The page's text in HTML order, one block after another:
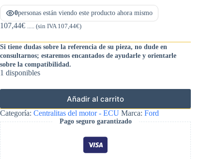
0personas están viendo este producto ahora mismo
107,44€ ..... (sin IVA 107,44€)
Si tiene dudas sobre la referencia de su pieza, no dude en
consultarnos; estaremos encantados de ayudarle y orientarle
sobre la compatibilidad.
1 disponibles
Añadir al carrito
Categoría: Centralitas del motor - ECU Marca: Ford
Pago seguro garantizado